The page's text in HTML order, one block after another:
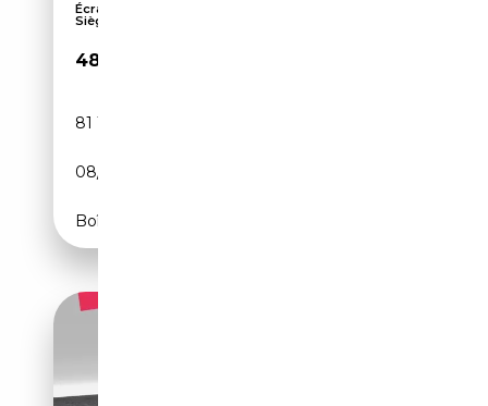
Écran multifonction entièrement numérique,
Sièges ...
48 880€
81 118 km
08/2019
Boîte automatique